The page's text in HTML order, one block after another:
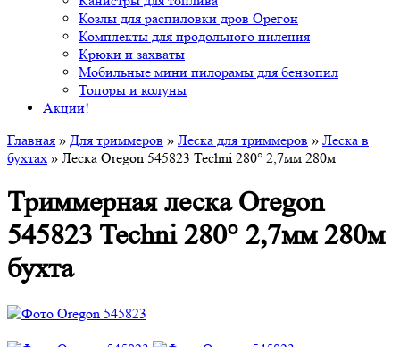
Козлы для распиловки дров Орегон
Комплекты для продольного пиления
Крюки и захваты
Мобильные мини пилорамы для бензопил
Топоры и колуны
Акции!
Главная » Для триммеров » Леска для триммеров » Леска в
бухтах » Леска Oregon 545823 Techni 280° 2,7мм 280м
Триммерная леска Oregon
545823 Techni 280° 2,7мм 280м
бухта